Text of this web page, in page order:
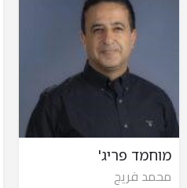
מוחמד פריג'
محمد فريج